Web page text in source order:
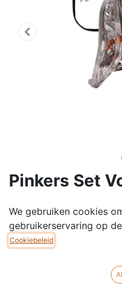
Pinkers Set
Vervang je oude of
met deze complete
Sport.
✔ Heldere LED-
We gebruiken cookies
gebruikerservaring op
Cookiebeleid